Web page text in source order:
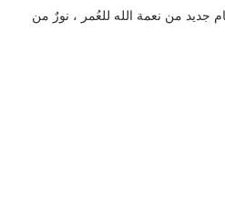
جديد من نعمة الله للعُمر ، نورٌ من